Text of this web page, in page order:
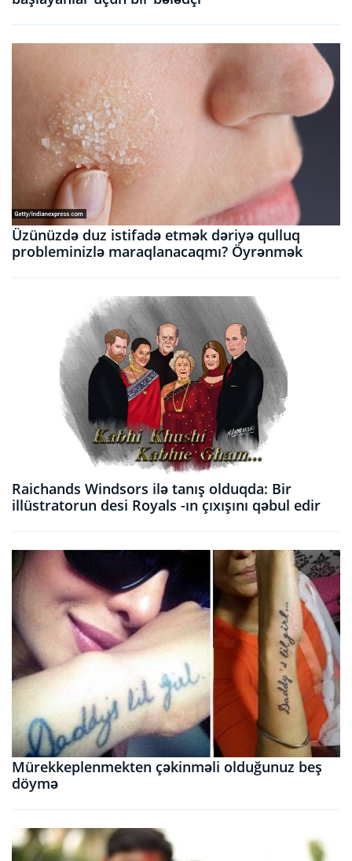
Üzünüzdə duz istifadə etmək dəriyə qulluq
probleminizlə maraqlanacaqmı? Öyrənmək
Raichands Windsors ilə tanış olduqda: Bir
illüstratorun desi Royals -ın çıxışını qəbul edir
Mürekkeplenmekten çəkinməli olduğunuz beş
döymə